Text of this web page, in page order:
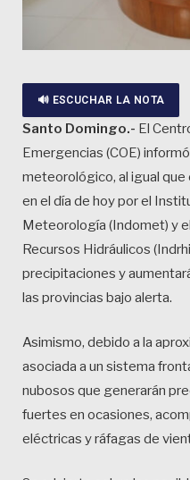
🔊 ESCUCHAR LA NOTA
Santo Domingo.- El
Emergencias (COE)
meteorológico, al igual
en el día de hoy por el
Meteorología (Indomet) y
Recursos Hidráulicos
precipitaciones y
las provincias bajo alerta.
Asimismo, debido a la
asociada a un sistema
nubosos que generarán
fuertes en ocasiones,
eléctricas y ráfagas de